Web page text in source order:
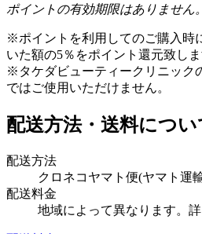
ポイントの有効期限はありません。
※ポイントを利用してのご購入時
いた額の5％をポイント還元致しま
※タケダビューティークリニック
ではご使用いただけません。
配送方法・送料につい
配送方法
クロネコヤマト便(ヤマト運
配送料金
地域によって異なります。